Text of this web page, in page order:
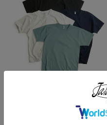
ロサンゼルスアパレル LOSANGE
LES APPAREL 1203GD 8.5オンス